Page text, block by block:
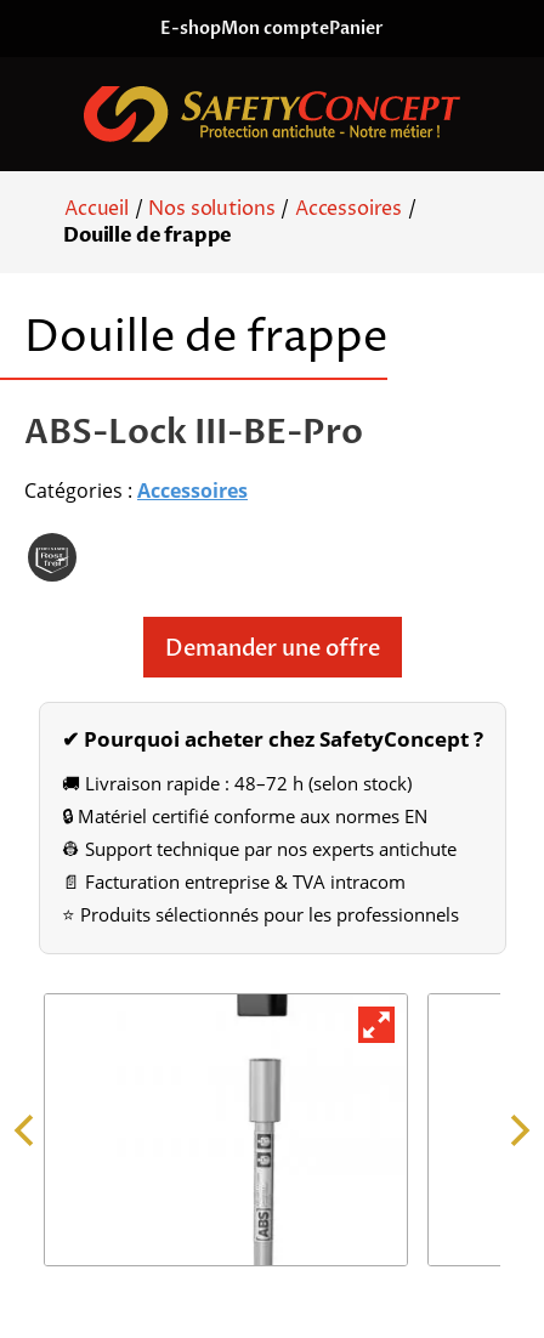
E-shopMon comptePanier
Accueil / Nos solutions / Accessoires /
Douille de frappe
Douille de frappe
ABS-Lock III-BE-Pro
Catégories : Accessoires
Demander une offre
✔ Pourquoi acheter chez SafetyConcept ?
🚚 Livraison rapide : 48–72 h (selon stock)
🔒 Matériel certifié conforme aux normes EN
👷 Support technique par nos experts antichute
📄 Facturation entreprise & TVA intracom
⭐ Produits sélectionnés pour les professionnels